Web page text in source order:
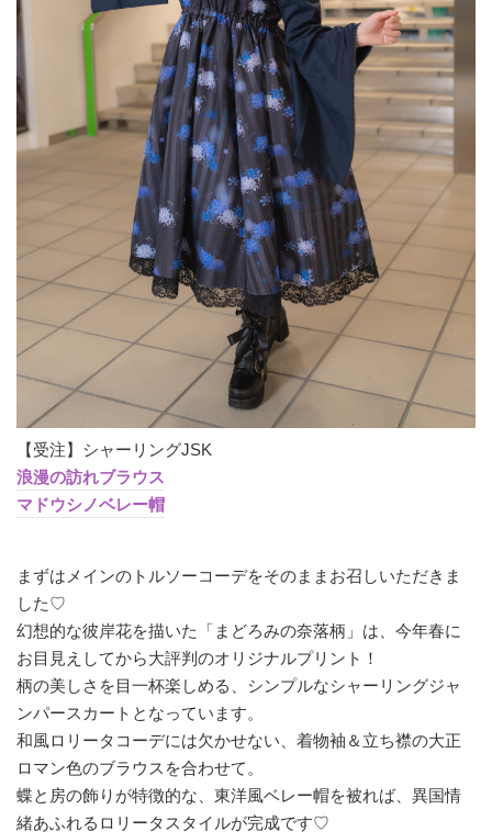
【受注】シャーリングJSK
浪漫の訪れブラウス
マドウシノベレー帽
まずはメインのトルソーコーデをそのままお召しいただきま
した♡
幻想的な彼岸花を描いた「まどろみの奈落柄」は、今年春に
お目見えしてから大評判のオリジナルプリント！
柄の美しさを目一杯楽しめる、シンプルなシャーリングジャ
ンパースカートとなっています。
和風ロリータコーデには欠かせない、着物袖＆立ち襟の大正
ロマン色のブラウスを合わせて。
蝶と房の飾りが特徴的な、東洋風ベレー帽を被れば、異国情
緒あふれるロリータスタイルが完成です♡